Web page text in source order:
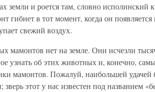
земли и роется там, словно
гибнет в тот момент, когда он
свежий воздух.
мамонтов нет на земле. Они исчезли
узнать об этих животных и, конечно,
мамонтов. Пожалуй, наибольшей
зверь этот у нас известен под названием